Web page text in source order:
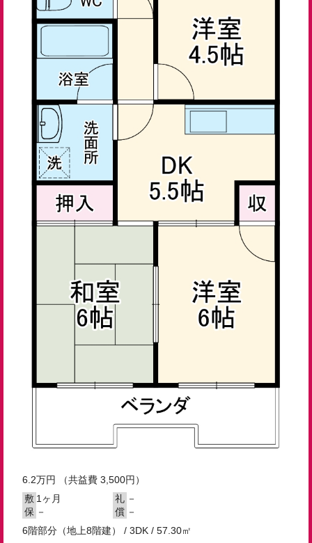
6.2万円
（共益費 3,500円）
敷 1ヶ月 礼 －
保 － 償 －
6階部分（地上8階建） / 3DK / 57.30㎡